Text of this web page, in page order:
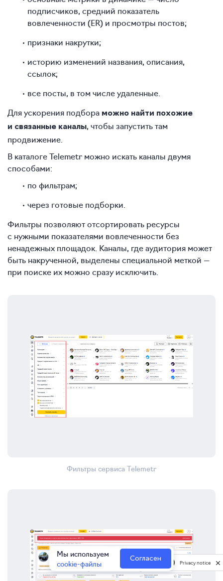
подписчиков, средний показатель
вовлеченности (ER) и просмотры постов;
признаки накрутки;
историю изменений названия, описания,
ссылок;
все посты, в том числе удаленные.
Для ускорения подбора можно найти похожие
и связанные каналы, чтобы запустить там
продвижение.
В каталоге Telemetr можно искать каналы двумя
способами:
по фильтрам;
через готовые подборки.
Фильтры позволяют отсортировать ресурсы
с нужными показателями вовлеченности без
ненадежных площадок. Каналы, где аудитория может
быть накрученной, выделены специальной меткой —
при поиске их можно сразу исключить.
Фильтры сервиса Telemetr
Мы используем
cookie-файлы
Согласен Privacy notice